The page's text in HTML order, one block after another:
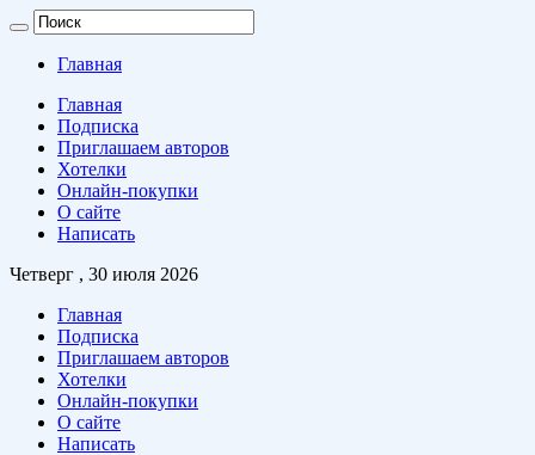
Главная
Главная
Подписка
Приглашаем авторов
Хотелки
Онлайн-покупки
О сайте
Написать
Четверг , 30 июля 2026
Главная
Подписка
Приглашаем авторов
Хотелки
Онлайн-покупки
О сайте
Написать